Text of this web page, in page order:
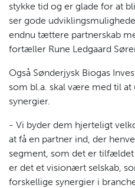
stykke tid og er glade for at
ser gode
endnu tættere partnerskab
fortæller Rune Ledgaard
Også Sønderjysk Biogas
som bl.a. skal være med til at
synergier.
- Vi byder dem hjerteligt
at få en partner ind, der
segment, som det er
er det et visionært selskab,
forskellige synergier i